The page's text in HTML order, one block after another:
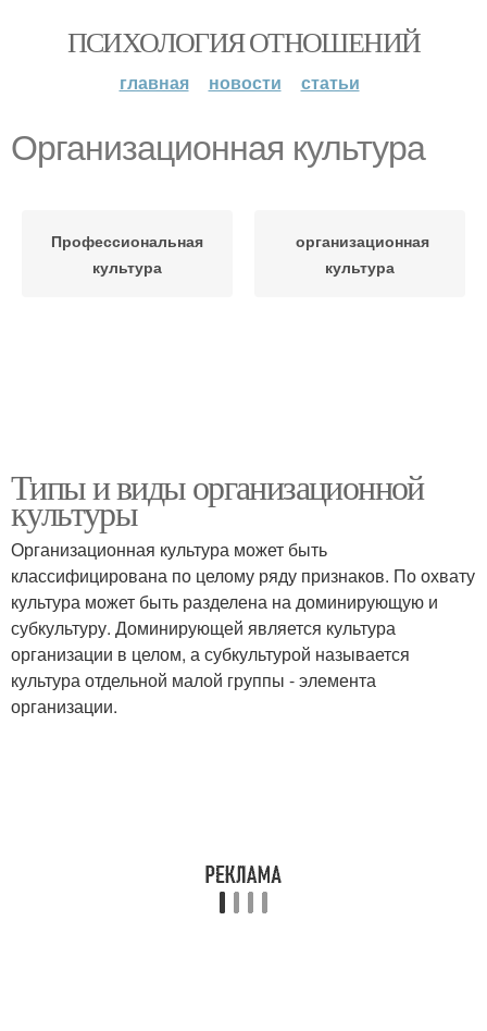
ПСИХОЛОГИЯ ОТНОШЕНИЙ
главная новости статьи
Организационная культура
Профессиональная
культура
организационная
культура
Типы и виды организационной
культуры
Организационная культура может быть
классифицирована по целому ряду признаков. По охвату
культура может быть разделена на доминирующую и
субкультуру. Доминирующей является культура
организации в целом, а субкультурой называется
культура отдельной малой группы - элемента
организации.